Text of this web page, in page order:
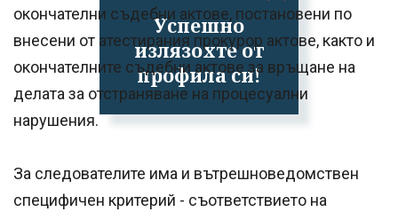
Успешно
излязохте от
профила си!
окончателни съдебни актове, постановени по
внесени от атестирания прокурор актове, както и
окончателните съдебни актове за връщане на
делата за отстраняване на процесуални
нарушения.
За следователите има и вътрешноведомствен
специфичен критерий - съответствието на